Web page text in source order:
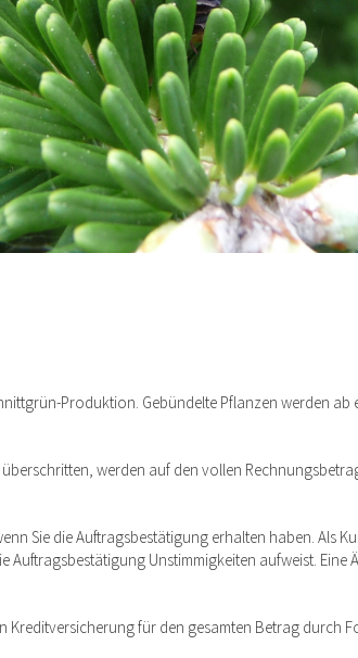
Produktion. Gebündelte Pflanzen werden ab
werden auf den vollen
Sie die Auftragsbestätigung erhalten haben. Als
Unstimmigkeiten aufweist.
für den gesamten Betrag durch